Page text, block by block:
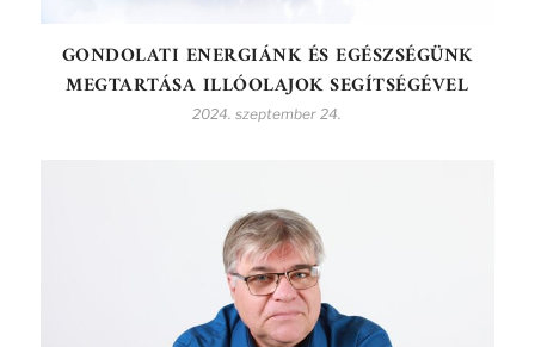
GONDOLATI ENERGIÁNK ÉS EGÉSZSÉGÜNK
MEGTARTÁSA ILLÓOLAJOK SEGÍTSÉGÉVEL
2024. szeptember 24.